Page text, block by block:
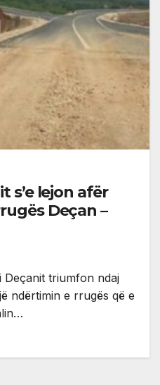
s’e lejon afër
Deçan –
Deçanit triumfon ndaj
ndërtimin e rrugës që e